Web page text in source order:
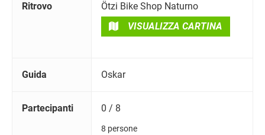
Ritrovo
Ötzi Bike Shop Naturno
VISUALIZZA CARTINA
Guida Oskar
Partecipanti 0 / 8
8 persone